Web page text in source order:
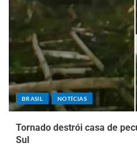
BRASIL NOTÍCIAS
Tornado destrói casa de
Sul